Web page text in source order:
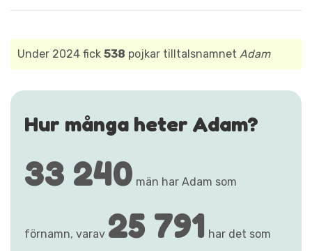
Under 2024 fick 538 pojkar tilltalsnamnet Adam
Hur många heter Adam?
33 240 män har Adam som
förnamn, varav 25 791 har det som